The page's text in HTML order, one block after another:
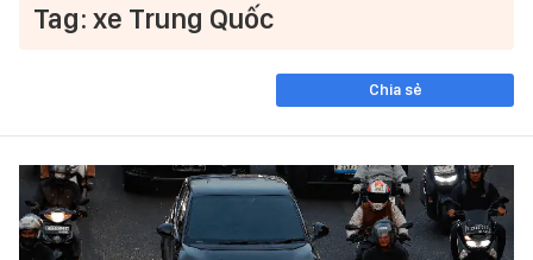
Tag: xe Trung Quốc
Chia sẻ